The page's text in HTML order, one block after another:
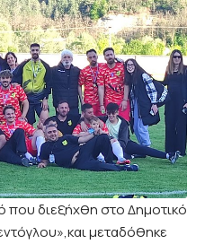
που διεξήχθη στο Δημοτικό
μεταδόθηκε